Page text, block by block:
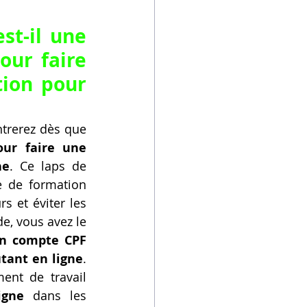
il une
faire
pour
dès que
faire une
. Ce laps de
de formation
et éviter les
vous avez le
compte CPF
en ligne.
de travail
dans les